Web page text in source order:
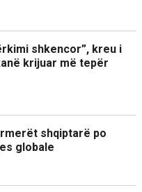
shkencor”, kreu i
krijuar më tepër
shqiptarë po
globale